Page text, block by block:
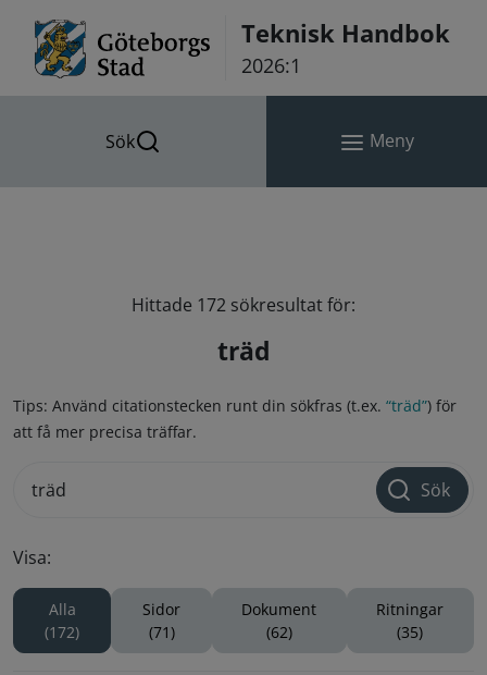
Teknisk Handbok
2026:1
Sök Meny
Hittade 172 sökresultat för:
träd
Tips: Använd citationstecken runt din sökfras (t.ex. “träd”) för
att få mer precisa träffar.
Sök
Visa:
Alla
(172)
Sidor
(71)
Dokument
(62)
Ritningar
(35)